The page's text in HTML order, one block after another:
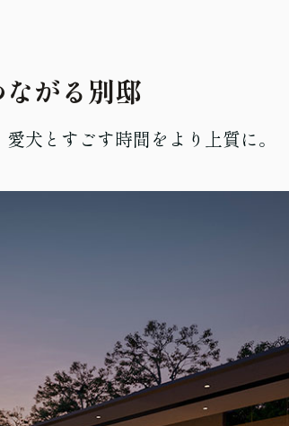
がる別邸
犬とすごす時間をより上質に。